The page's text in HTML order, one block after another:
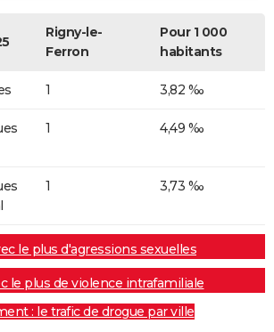
Rigny-le-
Ferron
Pour 1 000
habitants
1 3,82 ‰
1 4,49 ‰
1 3,73 ‰
le plus d'agressions sexuelles
le plus de violence intrafamiliale
: le trafic de drogue par ville